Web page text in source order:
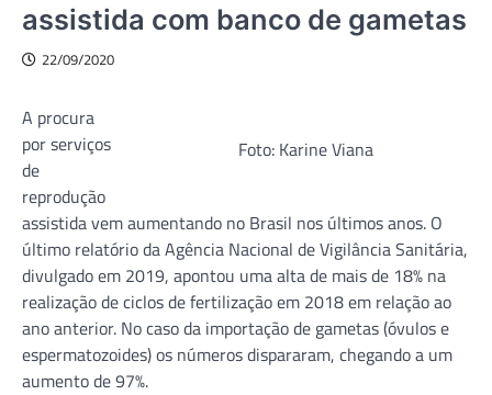
assistida com banco de gametas
22/09/2020
Foto: Karine Viana
A procura
por serviços
de
reprodução
assistida vem aumentando no Brasil nos últimos anos. O
último relatório da Agência Nacional de Vigilância Sanitária,
divulgado em 2019, apontou uma alta de mais de 18% na
realização de ciclos de fertilização em 2018 em relação ao
ano anterior. No caso da importação de gametas (óvulos e
espermatozoides) os números dispararam, chegando a um
aumento de 97%.